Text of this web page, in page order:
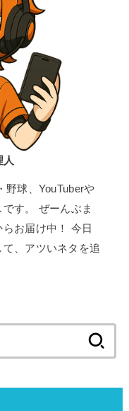
人
野球、YouTuberや
す。 ぜーんぶま
お届け中！ 今日
、アツいネタを追